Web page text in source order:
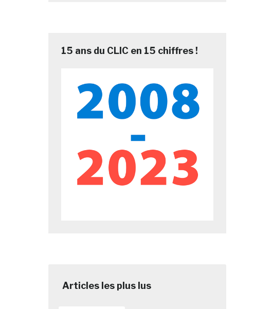
15 ans du CLIC en 15 chiffres !